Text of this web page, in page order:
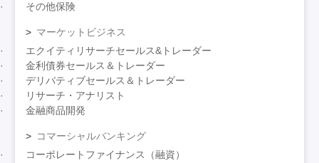
その他保険
マーケットビジネス
エクイティリサーチセールス&トレーダー
金利債券セールス＆トレーダー
デリバティブセールス＆トレーダー
リサーチ・アナリスト
金融商品開発
コマーシャルバンキング
コーポレートファイナンス（融資）